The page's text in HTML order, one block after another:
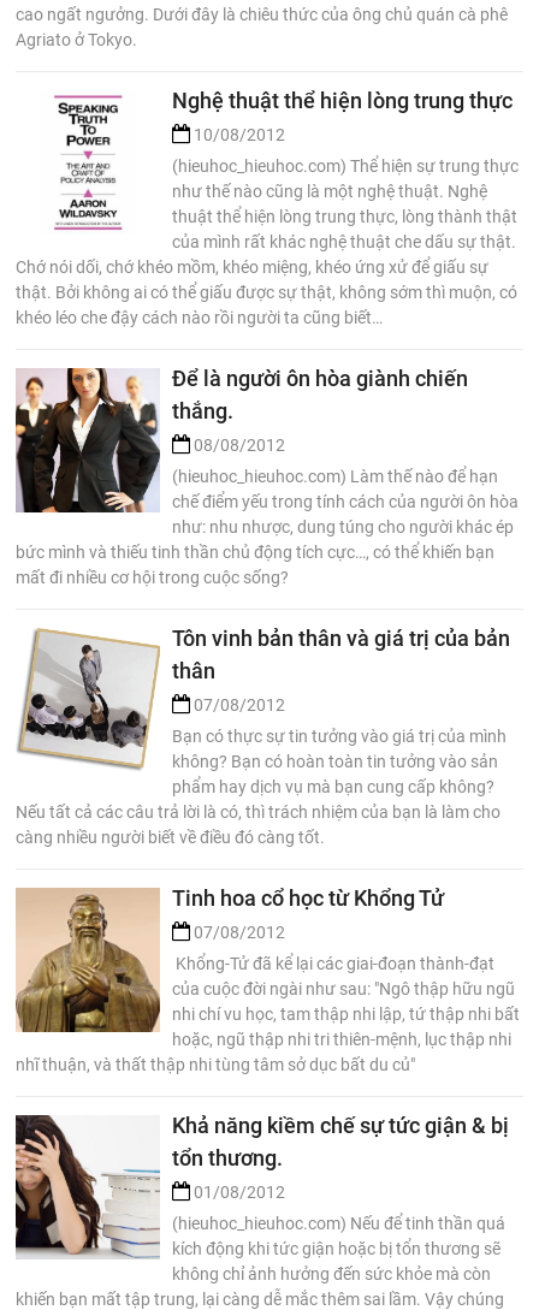
cao ngất ngưởng. Dưới đây là chiêu thức của ông chủ quán cà phê
Agriato ở Tokyo.
Nghệ thuật thể hiện lòng trung thực
10/08/2012
(hieuhoc_hieuhoc.com) Thể hiện sự trung thực
như thế nào cũng là một nghệ thuật. Nghệ
thuật thể hiện lòng trung thực, lòng thành thật
của mình rất khác nghệ thuật che dấu sự thật.
Chớ nói dối, chớ khéo mồm, khéo miệng, khéo ứng xử để giấu sự
thật. Bởi không ai có thể giấu được sự thật, không sớm thì muộn, có
khéo léo che đậy cách nào rồi người ta cũng biết…
Để là người ôn hòa giành chiến
thắng.
08/08/2012
(hieuhoc_hieuhoc.com) Làm thế nào để hạn
chế điểm yếu trong tính cách của người ôn hòa
như: nhu nhược, dung túng cho người khác ép
bức mình và thiếu tinh thần chủ động tích cực…, có thể khiến bạn
mất đi nhiều cơ hội trong cuộc sống?
Tôn vinh bản thân và giá trị của bản
thân
07/08/2012
Bạn có thực sự tin tưởng vào giá trị của mình
không? Bạn có hoàn toàn tin tưởng vào sản
phẩm hay dịch vụ mà bạn cung cấp không?
Nếu tất cả các câu trả lời là có, thì trách nhiệm của bạn là làm cho
càng nhiều người biết về điều đó càng tốt.
Tinh hoa cổ học từ Khổng Tử
07/08/2012
Khổng-Tử đã kể lại các giai-đoạn thành-đạt
của cuộc đời ngài như sau: "Ngô thập hữu ngũ
nhi chí vu học, tam thập nhi lập, tứ thập nhi bất
hoặc, ngũ thập nhi tri thiên-mệnh, lục thập nhi
nhĩ thuận, và thất thập nhi tùng tâm sở dục bất du củ"
Khả năng kiềm chế sự tức giận & bị
tổn thương.
01/08/2012
(hieuhoc_hieuhoc.com) Nếu để tinh thần quá
kích động khi tức giận hoặc bị tổn thương sẽ
không chỉ ảnh hưởng đến sức khỏe mà còn
khiến bạn mất tập trung, lại càng dễ mắc thêm sai lầm. Vậy chúng